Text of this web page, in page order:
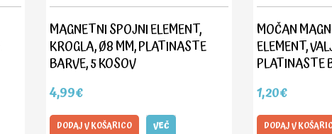
MAGNETNI SPOJNI ELEMENT,
KROGLA, Ø8 MM, PLATINASTE
BARVE, 5 KOSOV
4,99€
DODAJ V KOŠARICO VEČ
MOČAN
ELEMENT,
PLATINASTE
1,20€
DODAJ V